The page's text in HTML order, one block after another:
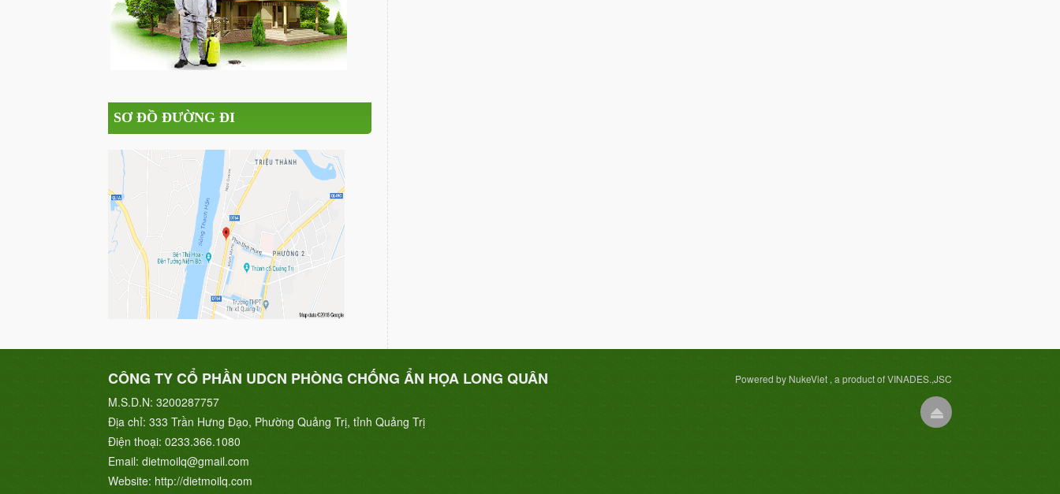
SƠ ĐỒ ĐƯỜNG ĐI
CÔNG TY CỔ PHẦN UDCN PHÒNG CHỐNG ẨN HỌA LONG QUÂN
M.S.D.N: 3200287757
Địa chỉ: 333 Trần Hưng Đạo, Phường Quảng Trị, tỉnh Quảng Trị
Điện thoại: 0233.366.1080
Email: dietmoilq@gmail.com
Website: http://dietmoilq.com
Powered by NukeViet , a product of VINADES.,JSC